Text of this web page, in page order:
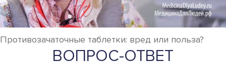
Противозачаточные таблетки: вред или польза?
ВОПРОС-ОТВЕТ